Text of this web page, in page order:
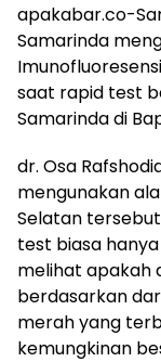
apakabar.co-
Samarinda
saat rapid test
Samarinda di
dr. Osa
mengunakan
Selatan
test biasa
melihat apakah
berdasarkan
merah yang
kemungkinan